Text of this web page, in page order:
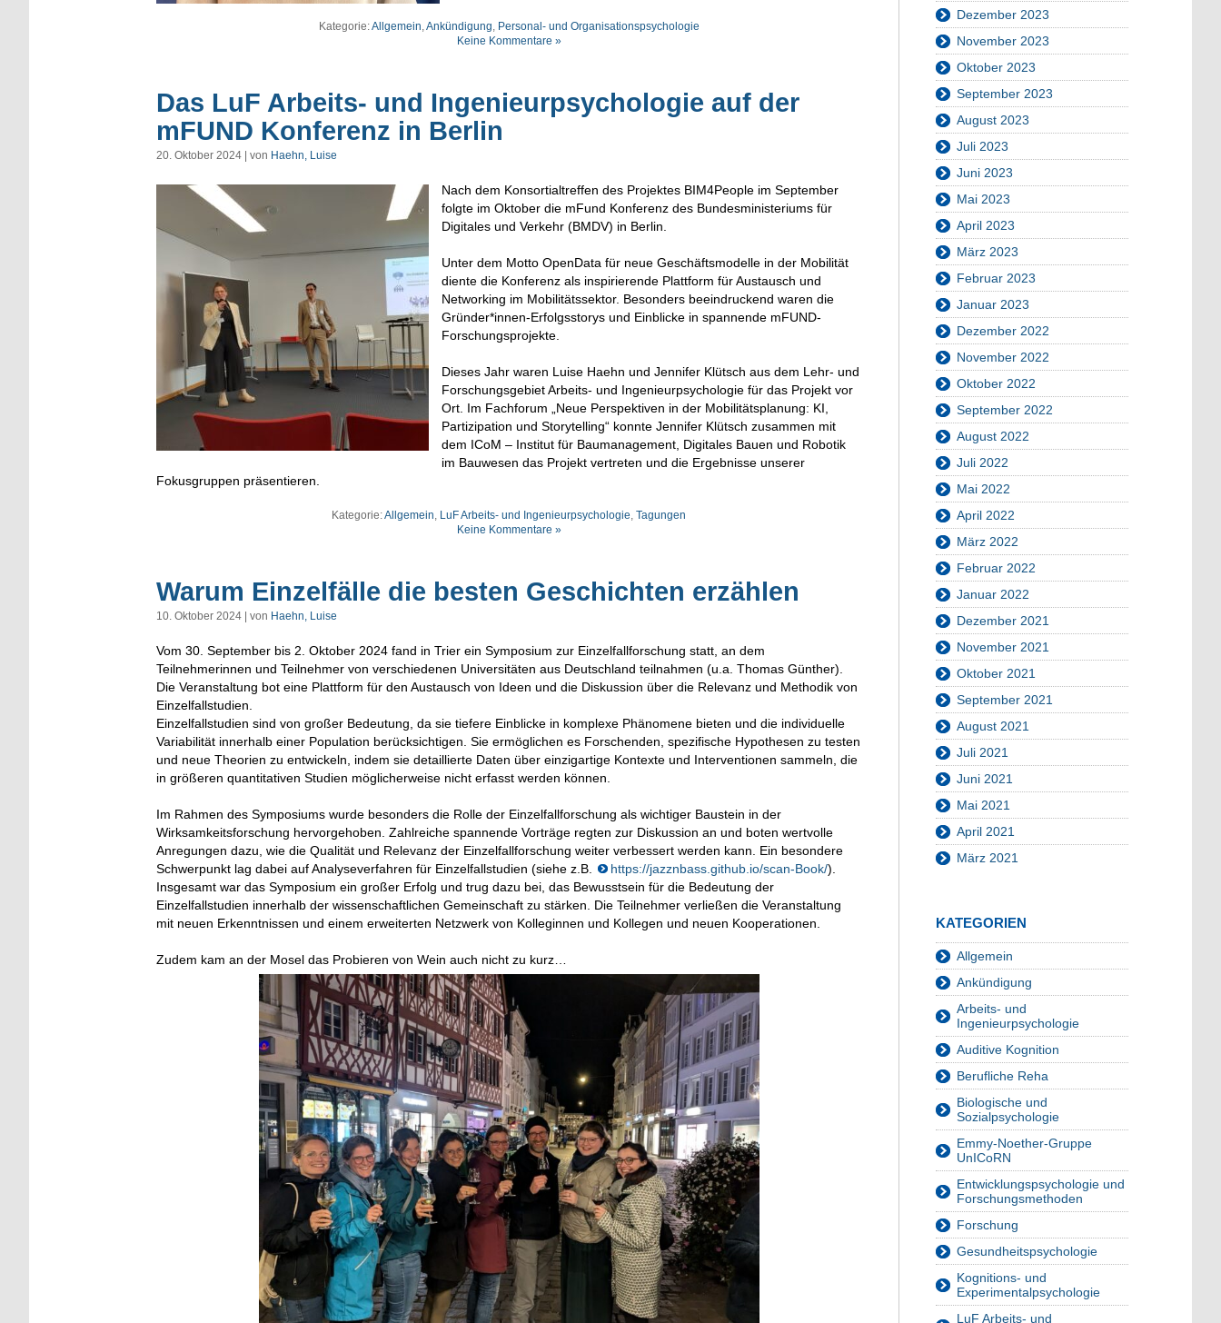
Kategorie:Allgemein Ankündigung Personal- und Organisationspsychologie
Keine Kommentare »
Das LuF Arbeits- und Ingenieurpsychologie auf der
mFUND Konferenz in Berlin
20. Oktober 2024 | von Haehn, Luise
Nach dem Konsortialtreffen des Projektes BIM4People im September
folgte im Oktober die mFund Konferenz des Bundesministeriums für
Digitales und Verkehr (BMDV) in Berlin.
Unter dem Motto OpenData für neue Geschäftsmodelle in der Mobilität
diente die Konferenz als inspirierende Plattform für Austausch und
Networking im Mobilitätssektor. Besonders beeindruckend waren die
Gründer*innen-Erfolgsstorys und Einblicke in spannende mFUND-
Forschungsprojekte.
Dieses Jahr waren Luise Haehn und Jennifer Klütsch aus dem Lehr- und
Forschungsgebiet Arbeits- und Ingenieurpsychologie für das Projekt vor
Ort. Im Fachforum „Neue Perspektiven in der Mobilitätsplanung: KI,
Partizipation und Storytelling“ konnte Jennifer Klütsch zusammen mit
dem ICoM – Institut für Baumanagement, Digitales Bauen und Robotik
im Bauwesen das Projekt vertreten und die Ergebnisse unserer
Fokusgruppen präsentieren.
Kategorie:Allgemein LuF Arbeits- und Ingenieurpsychologie Tagungen
Keine Kommentare »
Warum Einzelfälle die besten Geschichten erzählen
10. Oktober 2024 | von Haehn, Luise
Vom 30. September bis 2. Oktober 2024 fand in Trier ein Symposium zur Einzelfallforschung statt, an dem
Teilnehmerinnen und Teilnehmer von verschiedenen Universitäten aus Deutschland teilnahmen (u.a. Thomas Günther).
Die Veranstaltung bot eine Plattform für den Austausch von Ideen und die Diskussion über die Relevanz und Methodik von
Einzelfallstudien.
Einzelfallstudien sind von großer Bedeutung, da sie tiefere Einblicke in komplexe Phänomene bieten und die individuelle
Variabilität innerhalb einer Population berücksichtigen. Sie ermöglichen es Forschenden, spezifische Hypothesen zu testen
und neue Theorien zu entwickeln, indem sie detaillierte Daten über einzigartige Kontexte und Interventionen sammeln, die
in größeren quantitativen Studien möglicherweise nicht erfasst werden können.
Im Rahmen des Symposiums wurde besonders die Rolle der Einzelfallforschung als wichtiger Baustein in der
Wirksamkeitsforschung hervorgehoben. Zahlreiche spannende Vorträge regten zur Diskussion an und boten wertvolle
Anregungen dazu, wie die Qualität und Relevanz der Einzelfallforschung weiter verbessert werden kann. Ein besondere
Schwerpunkt lag dabei auf Analyseverfahren für Einzelfallstudien (siehe z.B.
https://jazznbass.github.io/scan-Book/).
Insgesamt war das Symposium ein großer Erfolg und trug dazu bei, das Bewusstsein für die Bedeutung der
Einzelfallstudien innerhalb der wissenschaftlichen Gemeinschaft zu stärken. Die Teilnehmer verließen die Veranstaltung
mit neuen Erkenntnissen und einem erweiterten Netzwerk von Kolleginnen und Kollegen und neuen Kooperationen.
Zudem kam an der Mosel das Probieren von Wein auch nicht zu kurz…
Dezember 2023
November 2023
Oktober 2023
September 2023
August 2023
Juli 2023
Juni 2023
Mai 2023
April 2023
März 2023
Februar 2023
Januar 2023
Dezember 2022
November 2022
Oktober 2022
September 2022
August 2022
Juli 2022
Mai 2022
April 2022
März 2022
Februar 2022
Januar 2022
Dezember 2021
November 2021
Oktober 2021
September 2021
August 2021
Juli 2021
Juni 2021
Mai 2021
April 2021
März 2021
KATEGORIEN
Allgemein
Ankündigung
Arbeits- und
Ingenieurpsychologie
Auditive Kognition
Berufliche Reha
Biologische und
Sozialpsychologie
Emmy-Noether-Gruppe
UnICoRN
Entwicklungspsychologie und
Forschungsmethoden
Forschung
Gesundheitspsychologie
Kognitions- und
Experimentalpsychologie
LuF Arbeits- und